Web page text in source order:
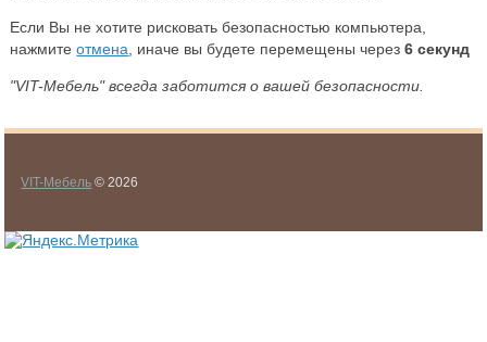
Если Вы не хотите рисковать безопасностью компьютера,
нажмитеотмена , иначе вы будете перемещены через6 секунд
"VIT-Мебель" всегда заботится о вашей безопасности.
VIT-Мебель © 2026